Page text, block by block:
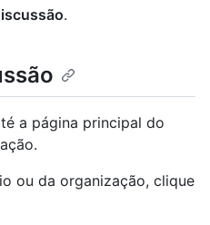
.
a página principal do
ou da organização, clique